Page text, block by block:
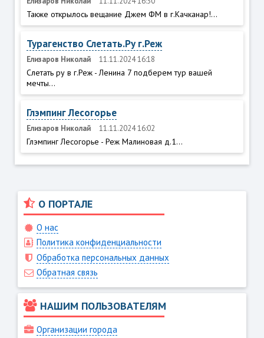
Также открылось вещание Джем ФМ в г.Качканар!...
Турагенство Слетать.Ру г.Реж
Елизаров Николай 11.11.2024 16:18
Слетать ру в г.Реж - Ленина 7 подберем тур вашей
мечты...
Глэмпинг Лесогорье
Елизаров Николай 11.11.2024 16:02
Глэмпинг Лесогорье - Реж Малиновая д.1...
О ПОРТАЛЕ
О нас
Политика конфиденциальности
Обработка персональных данных
Обратная связь
НАШИМ ПОЛЬЗОВАТЕЛЯМ
Организации города